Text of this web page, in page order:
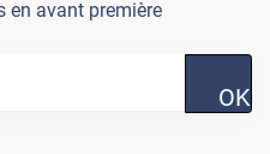
en avant première
OK